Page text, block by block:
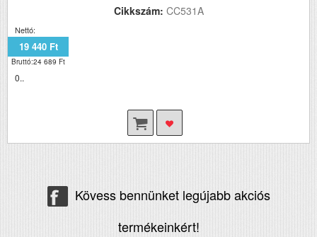
Cikkszám: CC531A
Nettó:
19 440 Ft
Bruttó:24 689 Ft
0..
Kövess bennünket legújabb akciós
termékeinkért!